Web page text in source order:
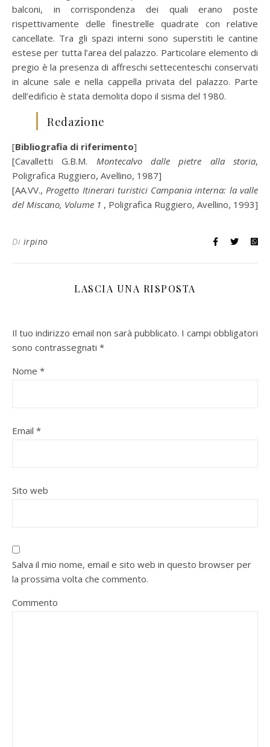
balconi, in corrispondenza dei quali erano poste
rispettivamente delle finestrelle quadrate con relative
cancellate. Tra gli spazi interni sono superstiti le cantine
estese per tutta l’area del palazzo. Particolare elemento di
pregio è la presenza di affreschi settecenteschi conservati
in alcune sale e nella cappella privata del palazzo. Parte
dell’edificio è stata demolita dopo il sisma del 1980.
Redazione
[Bibliografia di riferimento]
[Cavalletti G.B.M. Montecalvo dalle pietre alla storia,
Poligrafica Ruggiero, Avellino, 1987]
[AA.VV., Progetto Itinerari turistici Campania interna: la valle
del Miscano, Volume 1 , Poligrafica Ruggiero, Avellino, 1993]
Di irpino
LASCIA UNA RISPOSTA
Il tuo indirizzo email non sarà pubblicato. I campi obbligatori
sono contrassegnati *
Nome *
Email *
Sito web
Salva il mio nome, email e sito web in questo browser per
la prossima volta che commento.
Commento